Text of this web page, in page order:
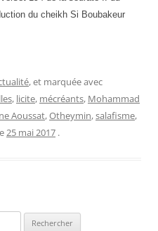
du cheikh Si Boubakeur
, et marquée avec
, licite, mécréants, Mohammad
Aoussat,Otheymin,salafisme,
25 mai 2017 .